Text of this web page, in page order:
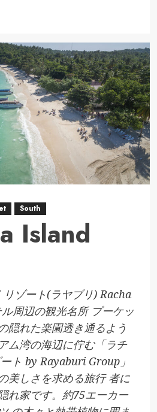
South
Island
ゾート(ラヤブリ) Racha
周辺の観光名所 プーケッ
隠れた楽園透き通るよう
ム湾の海辺に佇む「ラチ
ト by Rayaburi Group」
美しさを求める旅行 者に
れ家です。約75エーカー